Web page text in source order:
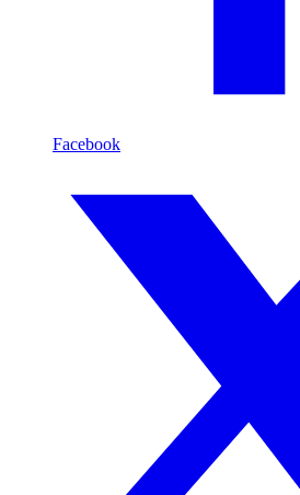
Facebook